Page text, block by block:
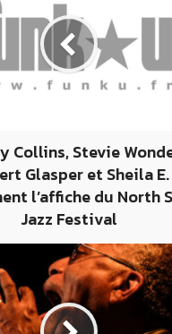
Collins, Stevie
Glasper et Sheila E.
l’affiche du North
Jazz Festival